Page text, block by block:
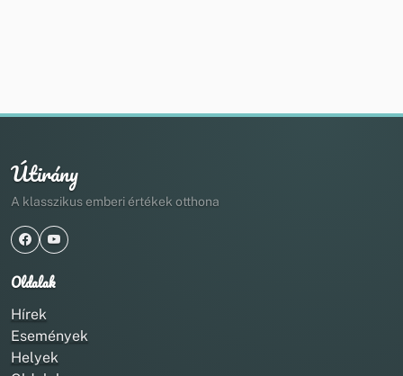
Útirány
A klasszikus emberi értékek otthona
Oldalak
Hírek
Események
Helyek